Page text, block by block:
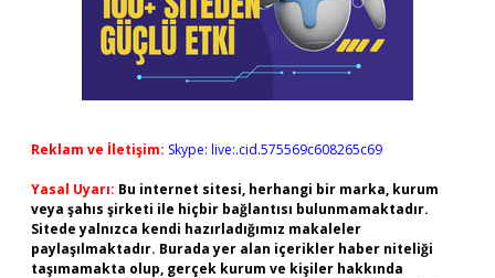
Reklam ve İletişim: Skype: live:.cid.575569c608265c69
Yasal Uyarı: Bu internet sitesi, herhangi bir marka, kurum
veya şahıs şirketi ile hiçbir bağlantısı bulunmamaktadır.
Sitede yalnızca kendi hazırladığımız makaleler
paylaşılmaktadır. Burada yer alan içerikler haber niteliği
taşımamakta olup, gerçek kurum ve kişiler hakkında